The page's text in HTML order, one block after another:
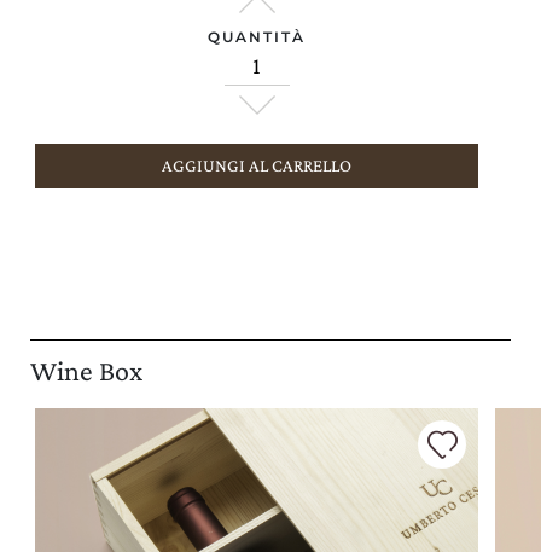
QUANTITÀ
AGGIUNGI AL CARRELLO
Wine Box